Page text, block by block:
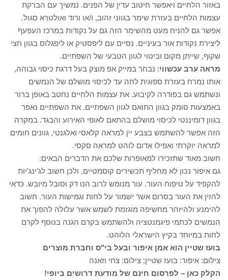
באזור הלחיים ויאפשר חיטוב עדין של הפנים. נמשיך עם הברקת
עצמות הלחיים בעזרת שימר בגווני זהוב, ו/או ורוד ואולטרא סגול.
אפשר גם להניח מעט מהשימר הזה גם על נקודות במרכז העפעף
ליצירת נקודות אור בעיניים. נסיים עם ליפסטיק או ליפגלוס בגוון חצי
שקוף, שייתן מקום וביטוי לגוון הטבעי של השפתיים.
מראה ערב עכשווי: נבחר במייק אפ מוצק בעל דרגת כיסוי גבוהה,
אותו נמרח בעזרת ספוגית לחה עד לכיסוי מושלם של הנמשים
ונשתמש גם בפודרה לקיבוע. את עצמות הלחיים נחטב באופן ברור
באמצעות סומק בגוון התואם לגוון השפתיים. את השפתיים נאפר
בגוון דומיננטי לכיסוי מושלם בהתאם לאופי האירוע והבגד. במקרה
הזה אפשר להשתמש בצבע יין למראה קלאסי ואלגנטי, גוונים חומים
למראה יוקרתי ואפילו אדום לוהט למראה סקסי.
חשוב מאוד שתזכירו למאופרות שלכם את הדברים הבאים:
גם איפור נכון לא מחליף תכשירים קוסמטיים, ולכן חשוב לג'ינג'יות
להקפיד על טיפוח העור. עור מנומש לרוב הנו דק וסובל מיובש. כדאי
להזין את העור בסרום אשר ישמור על לחות וגמישות העור. חשוב
להימנע ולהיזהר מחשיפה מוגזמת לשמש אשר עלולה להפוך את
הנמשים לכתמי פיגמנטציה ולהשתמש בקרם הגנה בנוסף לקרם
לחות במיוחד בקיץ הישראלי הלוהט.
בועז שטיין הוא אמן איפור ובעל בי"ס וחברת מוצרים
צילום: איפור: בועז שטיין; צילום: צחי וזאנה
הקלק כאן – לפרסום חינם של מודעת דרושים ביופי!